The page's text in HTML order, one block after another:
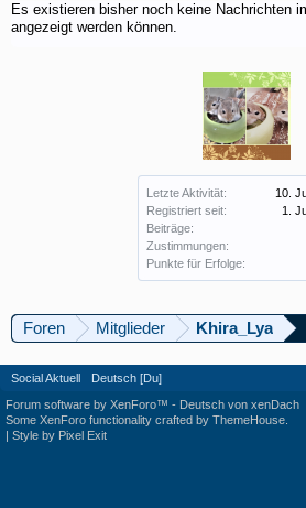
Letzte Aktivität:
10.
Registriert seit:
1.
Beiträge:
Zustimmungen:
Punkte für Erfolge:
Es existieren bisher noch keine Nachrichten
angezeigt werden können.
Foren Mitglieder Khira_Lya
Social Aktuell Deutsch [Du]
Forum software by XenForo™ - Deutsch von xenDach
Some XenForo functionality crafted by ThemeHouse
| Style by Pixel Exit